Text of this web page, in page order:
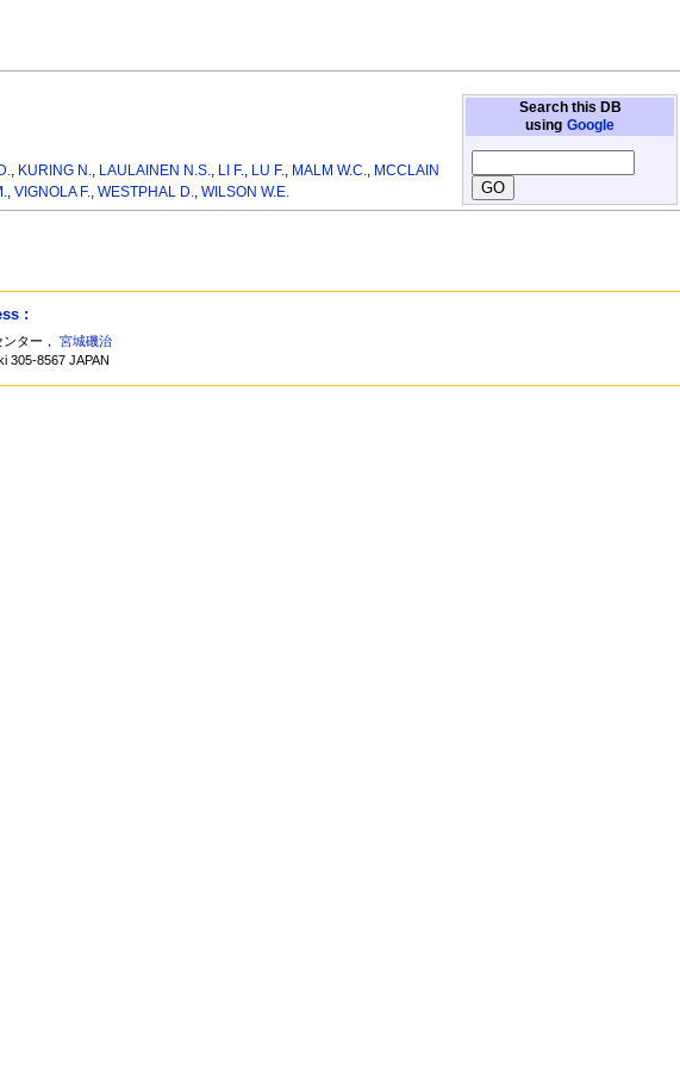
Search this DB
using Google
, KURING N., LAULAINEN N.S., LI F., LU F., MALM W.C., MCCLAIN
, VIGNOLA F., WESTPHAL D., WILSON W.E.
:
ンター，宮城磯治
305-8567 JAPAN